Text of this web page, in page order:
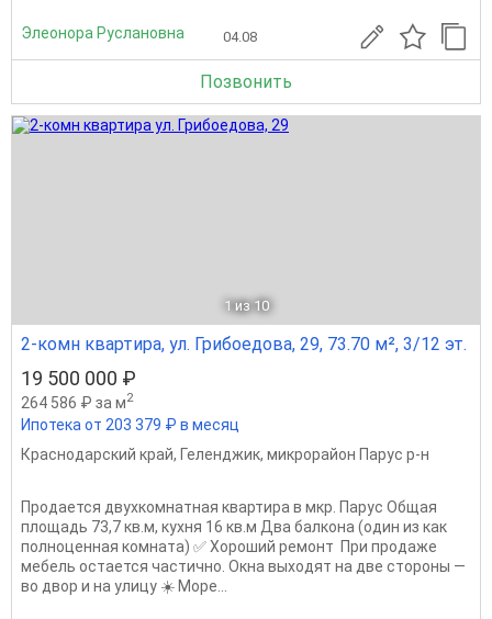
Элеонора Руслановна 04.08
Позвонить
1 из 10
2-комн квартира, ул. Грибоедова, 29, 73.70 м², 3/12 эт.
19 500 000 ₽
264 586 ₽ за м2
Ипотека от 203 379 ₽ в месяц
Краснодарский край, Геленджик, микрорайон Парус р-н
Продается двухкомнатная квартира в мкр. Парус Общая
площадь 73,7 кв.м, кухня 16 кв.м Два балкона (один из как
полноценная комната) ✅ Хороший ремонт ️ При продаже
мебель остается частично. Окна выходят на две стороны —
во двор и на улицу ☀️ Море...